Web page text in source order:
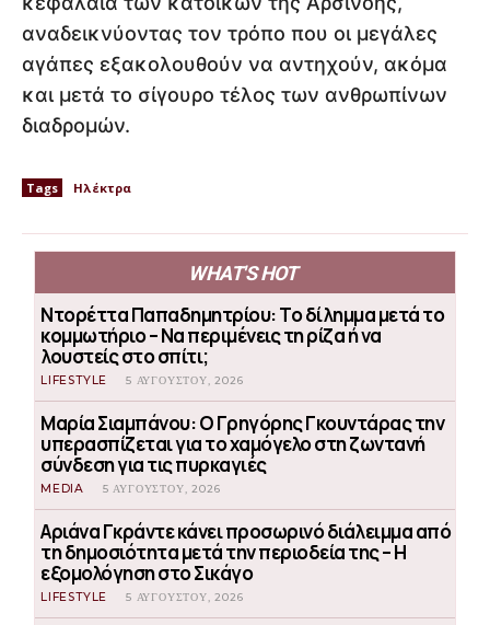
αναδεικνύοντας τον τρόπο που οι μεγάλες
αγάπες εξακολουθούν να αντηχούν, ακόμα
και μετά το σίγουρο τέλος των ανθρωπίνων
διαδρομών.
Tags Ηλέκτρα
WHAT'S HOT
Ντορέττα Παπαδημητρίου: Το δίλημμα μετά το
κομμωτήριο – Να περιμένεις τη ρίζα ή να
λουστείς στο σπίτι;
LIFESTYLE 5 ΑΥΓΟΎΣΤΟΥ, 2026
Μαρία Σιαμπάνου: Ο Γρηγόρης Γκουντάρας την
υπερασπίζεται για το χαμόγελο στη ζωντανή
σύνδεση για τις πυρκαγιές
MEDIA 5 ΑΥΓΟΎΣΤΟΥ, 2026
Αριάνα Γκράντε κάνει προσωρινό διάλειμμα από
τη δημοσιότητα μετά την περιοδεία της – Η
εξομολόγηση στο Σικάγο
LIFESTYLE 5 ΑΥΓΟΎΣΤΟΥ, 2026